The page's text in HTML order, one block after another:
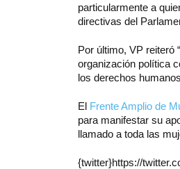
particularmente a
directivas del
Por último, VP reiteró
organización política
los derechos
El Frente Amplio de
para manifestar su
llamado a toda las
{twitter}https://